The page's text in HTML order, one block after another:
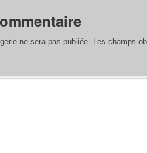
ne sera pas publiée. Les champs